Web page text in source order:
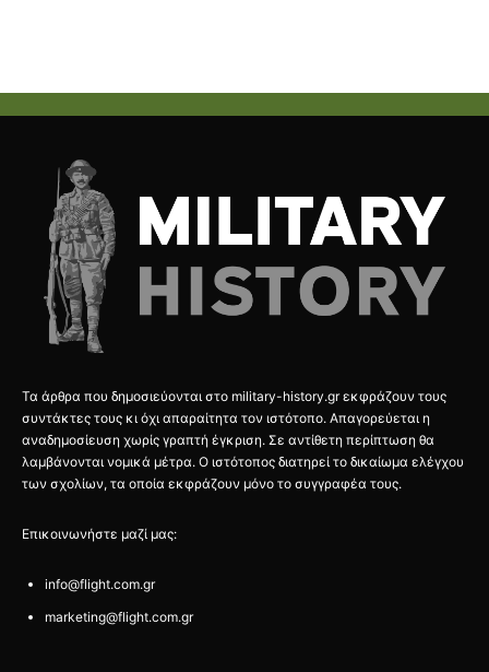
Τα άρθρα που δημοσιεύονται στο military-history.gr εκφράζουν τους
συντάκτες τους κι όχι απαραίτητα τον ιστότοπο. Απαγορεύεται η
αναδημοσίευση χωρίς γραπτή έγκριση. Σε αντίθετη περίπτωση θα
λαμβάνονται νομικά μέτρα. Ο ιστότοπος διατηρεί το δικαίωμα ελέγχου
των σχολίων, τα οποία εκφράζουν μόνο το συγγραφέα τους.
Επικοινωνήστε μαζί μας:
info@flight.com.gr
marketing@flight.com.gr